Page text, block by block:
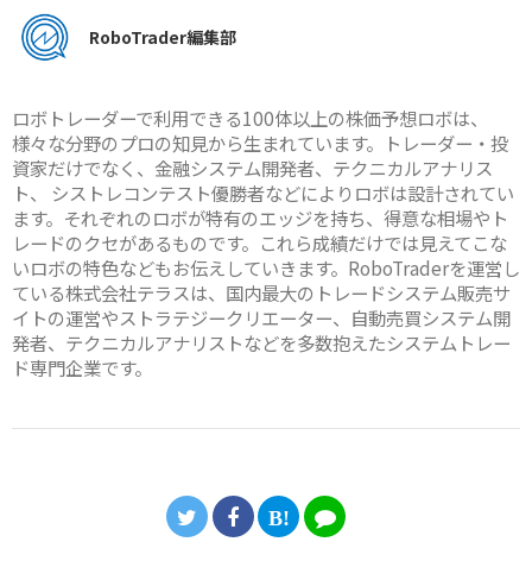
RoboTrader編集部
ロボトレーダーで利用できる100体以上の株価予想ロボは、
様々な分野のプロの知見から生まれています。トレーダー・投
資家だけでなく、金融システム開発者、テクニカルアナリス
ト、 シストレコンテスト優勝者などによりロボは設計されてい
ます。それぞれのロボが特有のエッジを持ち、得意な相場やト
レードのクセがあるものです。これら成績だけでは見えてこな
いロボの特色などもお伝えしていきます。RoboTraderを運営し
ている株式会社テラスは、国内最大のトレードシステム販売サ
イトの運営やストラテジークリエーター、自動売買システム開
発者、テクニカルアナリストなどを多数抱えたシステムトレー
ド専門企業です。